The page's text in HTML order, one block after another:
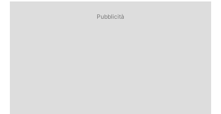
Pubblicità